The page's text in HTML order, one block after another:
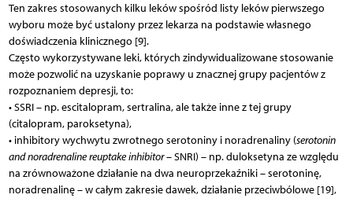
Ten zakres stosowanych kilku leków spośród listy leków pierwszego
wyboru może być ustalony przez lekarza na podstawie własnego
doświadczenia klinicznego [9].
Często wykorzystywane leki, których zindywidualizowane stosowanie
może pozwolić na uzyskanie poprawy u znacznej grupy pacjentów z
rozpoznaniem depresji, to:
• SSRI – np. escitalopram, sertralina, ale także inne z tej grupy
(citalopram, paroksetyna),
• inhibitory wychwytu zwrotnego serotoniny i noradrenaliny (serotonin
and noradrenaline reuptake inhibitor– SNRI) – np. duloksetyna ze względu
na zrównoważone działanie na dwa neuroprzekaźniki – serotoninę,
noradrenalinę – w całym zakresie dawek, działanie przeciwbólowe [19],